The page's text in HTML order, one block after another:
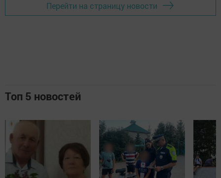
Перейти на страницу новости
Топ 5 новостей